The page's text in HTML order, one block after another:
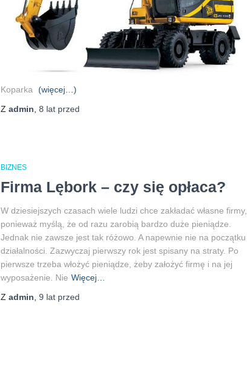
Koparka
(więcej…)
Z admin 8 lat przed
BIZNES
Firma Lębork – czy się opłaca?
W dziesiejszych czasach wiele ludzi chce zakładać własne firmy,
ponieważ myślą, że od razu zarobią bardzo duże pieniądze.
Jednak nie zawsze jest tak różowo. A napewnie nie na początku
działalności. Zazwyczaj pierwszy rok jest spisany na straty. Po
pierwsze trzeba włożyć pieniądze, żeby założyć firmę i na jej
wyposażenie. Nie Więcej…
Z admin 9 lat przed